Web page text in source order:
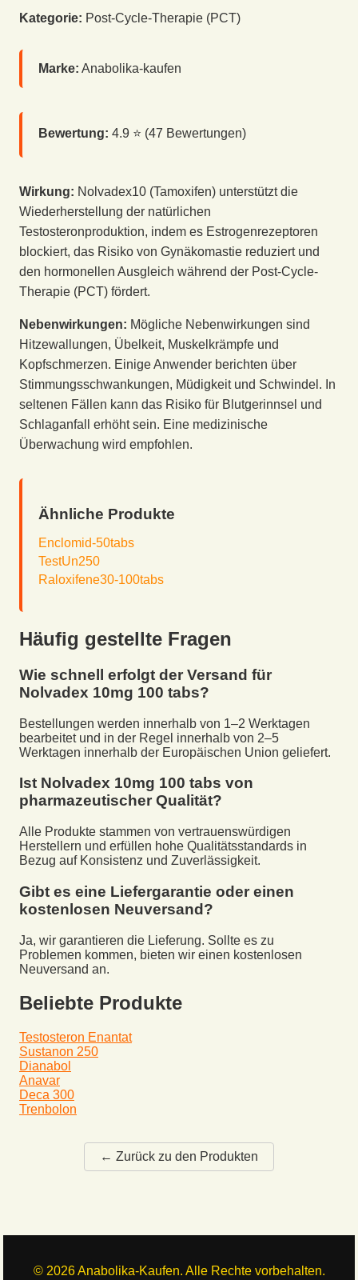
Kategorie: Post-Cycle-Therapie (PCT)
Marke: Anabolika-kaufen
Bewertung: 4.9 ⭐ (47 Bewertungen)
Wirkung: Nolvadex10 (Tamoxifen) unterstützt die
Wiederherstellung der natürlichen
Testosteronproduktion, indem es Estrogenrezeptoren
blockiert, das Risiko von Gynäkomastie reduziert und
den hormonellen Ausgleich während der Post-Cycle-
Therapie (PCT) fördert.
Nebenwirkungen: Mögliche Nebenwirkungen sind
Hitzewallungen, Übelkeit, Muskelkrämpfe und
Kopfschmerzen. Einige Anwender berichten über
Stimmungsschwankungen, Müdigkeit und Schwindel. In
seltenen Fällen kann das Risiko für Blutgerinnsel und
Schlaganfall erhöht sein. Eine medizinische
Überwachung wird empfohlen.
Ähnliche Produkte
Enclomid-50tabs
TestUn250
Raloxifene30-100tabs
Häufig gestellte Fragen
Wie schnell erfolgt der Versand für
Nolvadex 10mg 100 tabs?
Bestellungen werden innerhalb von 1–2 Werktagen
bearbeitet und in der Regel innerhalb von 2–5
Werktagen innerhalb der Europäischen Union geliefert.
Ist Nolvadex 10mg 100 tabs von
pharmazeutischer Qualität?
Alle Produkte stammen von vertrauenswürdigen
Herstellern und erfüllen hohe Qualitätsstandards in
Bezug auf Konsistenz und Zuverlässigkeit.
Gibt es eine Liefergarantie oder einen
kostenlosen Neuversand?
Ja, wir garantieren die Lieferung. Sollte es zu
Problemen kommen, bieten wir einen kostenlosen
Neuversand an.
Beliebte Produkte
Testosteron Enantat
Sustanon 250
Dianabol
Anavar
Deca 300
Trenbolon
← Zurück zu den Produkten
© 2026Anabolika-Kaufen. Alle Rechte vorbehalten.